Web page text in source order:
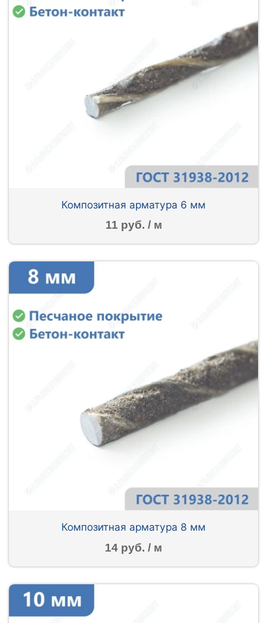
Композитная арматура 6 мм
11 руб. / м
Композитная арматура 8 мм
14 руб. / м